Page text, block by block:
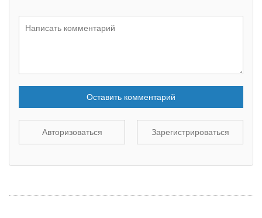
Оставить комментарий
Авторизоваться Зарегистрироваться